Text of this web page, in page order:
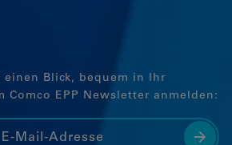
einen Blick, bequem in Ihr
Comco EPP Newsletter anmelden: